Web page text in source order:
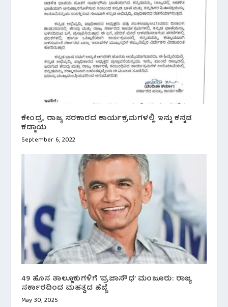
ಕೇಂದ್ರ, ರಾಜ್ಯ ಸರಕಾರದ ಕಾರ್ಯಕ್ರಮಗಳಲ್ಲಿ ಇನ್ನು ಕನ್ನಡ
ಕಡ್ಡಾಯ
September 6, 2022
49 ಹೊಸ ತಾಲ್ಲೂಕುಗಳಿಗೆ ‘ಪ್ರಜಾಸೌಧ’ ಮಂಜೂರು: ರಾಜ್ಯ
ಸರ್ಕಾರದಿಂದ ಮಹತ್ವದ ಹೆಜ್ಜೆ
May 30, 2025